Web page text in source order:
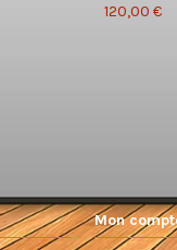
120,00 €
Mon